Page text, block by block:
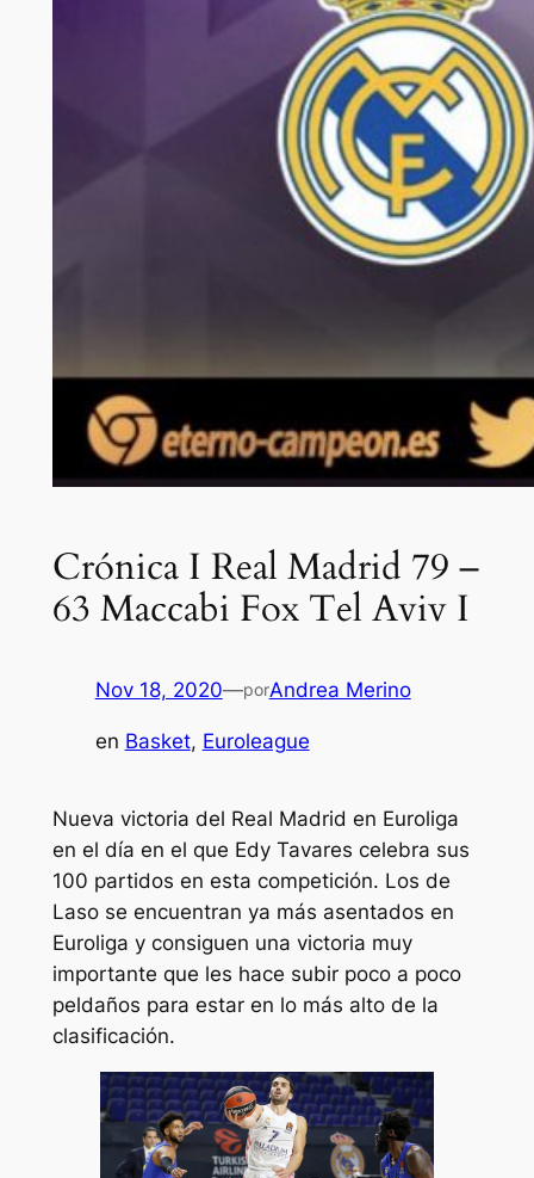
Crónica I Real Madrid 79 –
63 Maccabi Fox Tel Aviv I
Nov 18, 2020—porAndrea Merino
en Basket, Euroleague
Nueva victoria del Real Madrid en Euroliga
en el día en el que Edy Tavares celebra sus
100 partidos en esta competición. Los de
Laso se encuentran ya más asentados en
Euroliga y consiguen una victoria muy
importante que les hace subir poco a poco
peldaños para estar en lo más alto de la
clasificación.